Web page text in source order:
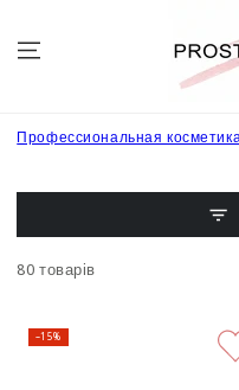
ТОВАРА
Профессиональная
80 товарів
–15%